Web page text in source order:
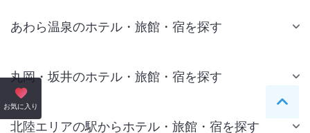
お気に入り ペー
あわら温泉のホテル・旅館・宿を探す
丸岡・坂井のホテル・旅館・宿を探す
北陸エリアの駅からホテル・旅館・宿を探す